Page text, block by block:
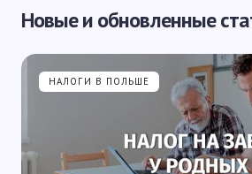
Новые и обновленные
НАЛОГИ В ПОЛЬШЕ